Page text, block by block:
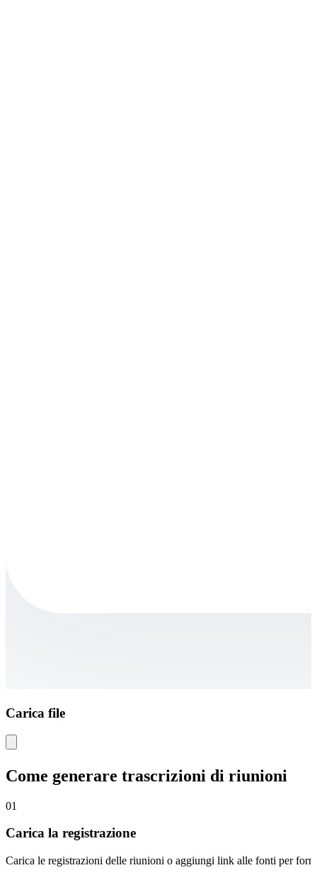
Carica file
Come generare trascrizioni di riunioni
01
Carica la registrazione
Carica le registrazioni delle riunioni o aggiungi link alle fonti per